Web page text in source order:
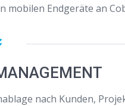
mobilen Endgeräte an
nach Kunden,